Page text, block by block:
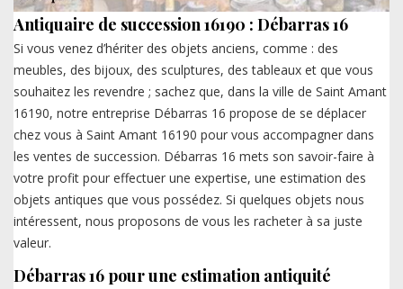
Antiquaire de succession 16190 : Débarras 16
Si vous venez d’hériter des objets anciens, comme : des
meubles, des bijoux, des sculptures, des tableaux et que vous
souhaitez les revendre ; sachez que, dans la ville de Saint Amant
16190, notre entreprise Débarras 16 propose de se déplacer
chez vous à Saint Amant 16190 pour vous accompagner dans
les ventes de succession. Débarras 16 mets son savoir-faire à
votre profit pour effectuer une expertise, une estimation des
objets antiques que vous possédez. Si quelques objets nous
intéressent, nous proposons de vous les racheter à sa juste
valeur.
Débarras 16 pour une estimation antiquité